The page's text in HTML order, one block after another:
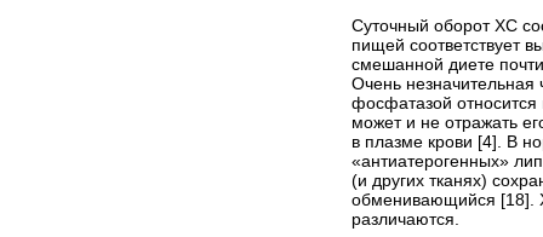
Суточный оборот ХС
пищей соответствует
смешанной диете
Очень незначительная
фосфатазой относится
может и не отражать
в плазме крови [4]. В
«антиатерогенных»
(и других тканях)
обменивающийся [18].
различаются.